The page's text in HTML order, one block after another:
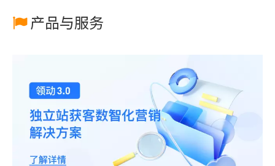
产品与服务